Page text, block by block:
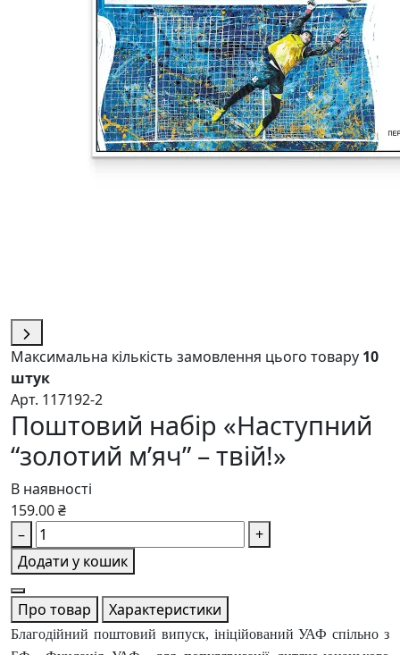
Максимальна кількість замовлення цього товару 10
штук
Арт. 117192-2
Поштовий набір «Наступний
“золотий м’яч” – твій!»
В наявності
159.00 ₴
–
+
Додати у кошик
Про товар Характеристики
Благодійний поштовий випуск, ініційований УАФ спільно з